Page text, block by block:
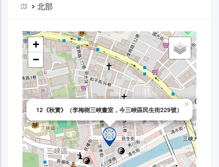
> 北部